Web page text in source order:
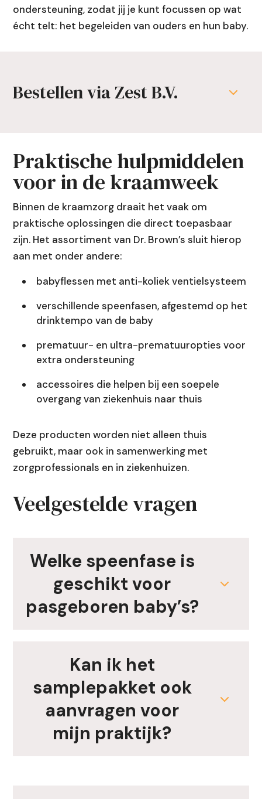
ondersteuning, zodat jij je kunt focussen op wat
écht telt: het begeleiden van ouders en hun baby.
Bestellen via Zest B.V.
Praktische hulpmiddelen
voor in de kraamweek
Binnen de kraamzorg draait het vaak om
praktische oplossingen die direct toepasbaar
zijn. Het assortiment van Dr. Brown’s sluit hierop
aan met onder andere:
babyflessen met anti-koliek ventielsysteem
verschillende speenfasen, afgestemd op het
drinktempo van de baby
prematuur- en ultra-prematuuropties voor
extra ondersteuning
accessoires die helpen bij een soepele
overgang van ziekenhuis naar thuis
Deze producten worden niet alleen thuis
gebruikt, maar ook in samenwerking met
zorgprofessionals en in ziekenhuizen.
Veelgestelde vragen
Welke speenfase is
geschikt voor
pasgeboren baby’s?
Kan ik het
samplepakket ook
aanvragen voor
mijn praktijk?